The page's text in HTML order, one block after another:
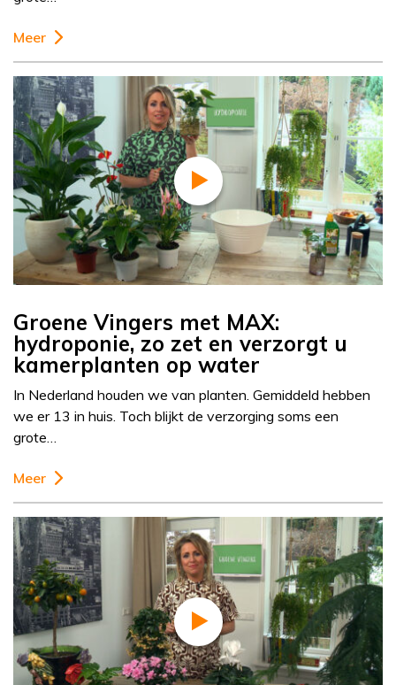
Meer
Groene Vingers met MAX:
hydroponie, zo zet en verzorgt u
kamerplanten op water
In Nederland houden we van planten. Gemiddeld hebben
we er 13 in huis. Toch blijkt de verzorging soms een
grote…
Meer